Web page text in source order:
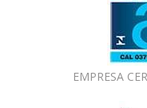
EMPRESA